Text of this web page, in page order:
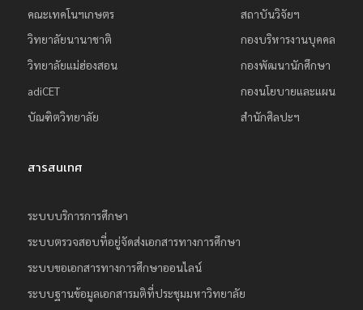
คณะเทคโนฯเกษตร
วิทยาลัยนานาชาติ
วิทยาลัยแม่ฮ่องสอน
adiCET
บัณฑิตวิทยาลัย
สถาบันวิจัยฯ
กองบริหารงานบุคคล
กองพัฒนานักศึกษา
กองนโยบายและแผน
สำนักศิลปะฯ
สารสนเทศ
ระบบบริการการศึกษา
ระบบตรวจสอบที่อยู่จัดส่งเอกสารทางการศึกษา
ระบบขอเอกสารทางการศึกษาออนไลน์
ระบบฐานข้อมูลเอกสารมติที่ประชุมมหาวิทยาลัย